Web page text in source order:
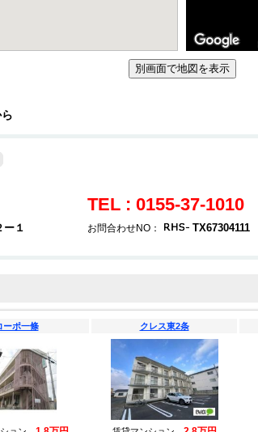
ー１
TEL : 0155-37-1010
お問合わせNO： TX67304111
ーポ一條 クレス東2条